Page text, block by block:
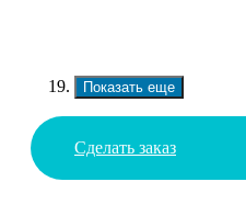
Показать еще
Сделать заказ